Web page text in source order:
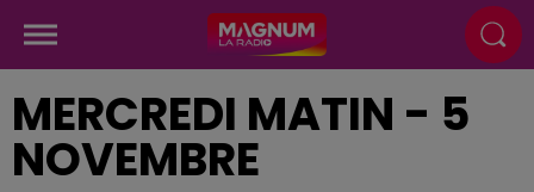
MERCREDI MATIN - 5
NOVEMBRE